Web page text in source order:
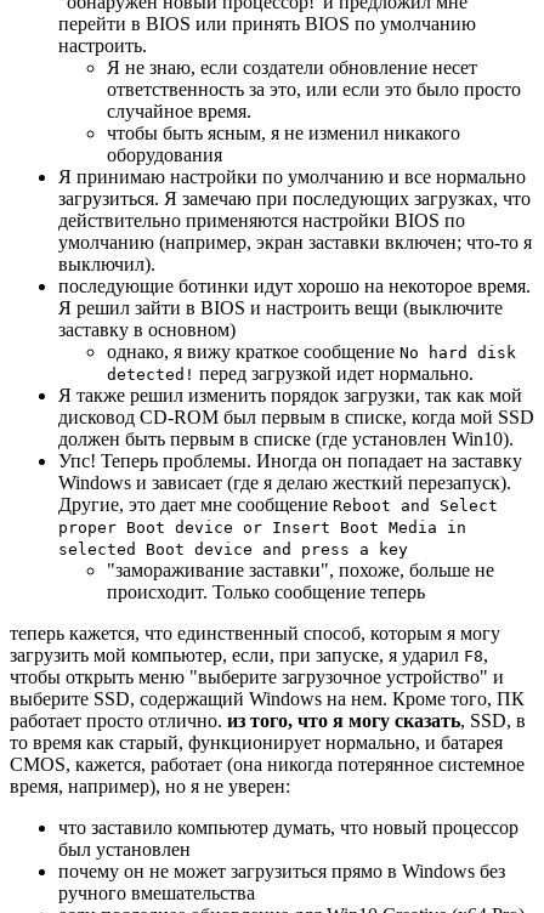
перейти в BIOS или принять BIOS по умолчанию
настроить.
Я не знаю, если создатели обновление несет
ответственность за это, или если это было просто
случайное время.
чтобы быть ясным, я не изменил никакого
оборудования
Я принимаю настройки по умолчанию и все нормально
загрузиться. Я замечаю при последующих загрузках, что
действительно применяются настройки BIOS по
умолчанию (например, экран заставки включен; что-то я
выключил).
последующие ботинки идут хорошо на некоторое время.
Я решил зайти в BIOS и настроить вещи (выключите
заставку в основном)
однако, я вижу краткое сообщение No hard disk
detected! перед загрузкой идет нормально.
Я также решил изменить порядок загрузки, так как мой
дисковод CD-ROM был первым в списке, когда мой SSD
должен быть первым в списке (где установлен Win10).
Упс! Теперь проблемы. Иногда он попадает на заставку
Windows и зависает (где я делаю жесткий перезапуск).
Другие, это дает мне сообщение Reboot and Select
proper Boot device or Insert Boot Media in
selected Boot device and press a key
"замораживание заставки", похоже, больше не
происходит. Только сообщение теперь
теперь кажется, что единственный способ, которым я могу
загрузить мой компьютер, если, при запуске, я ударил F8,
чтобы открыть меню "выберите загрузочное устройство" и
выберите SSD, содержащий Windows на нем. Кроме того, ПК
работает просто отлично. из того, что я могу сказать, SSD, в
то время как старый, функционирует нормально, и батарея
CMOS, кажется, работает (она никогда потерянное системное
время, например), но я не уверен:
что заставило компьютер думать, что новый процессор
был установлен
почему он не может загрузиться прямо в Windows без
ручного вмешательства